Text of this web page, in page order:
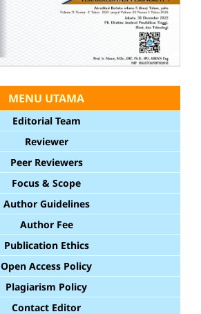
MENU UTAMA
Editorial Team
Reviewer
Peer Reviewers
Focus & Scope
Author Guidelines
Author Fee
Publication Ethics
Open Access Policy
Plagiarism Policy
Contact Editor